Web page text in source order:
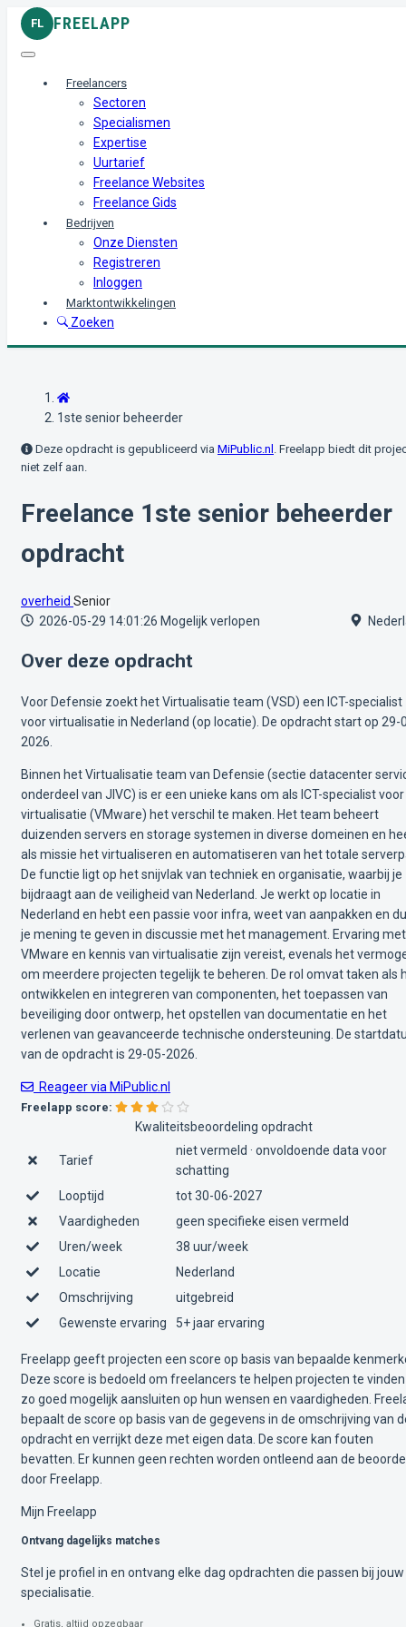
FL FREELAPP
Freelancers
Sectoren
Specialismen
Expertise
Uurtarief
Freelance Websites
Freelance Gids
Bedrijven
Onze Diensten
Registreren
Inloggen
Marktontwikkelingen
Zoeken
1ste senior beheerder
Deze opdracht is gepubliceerd via MiPublic.nl . Freelapp biedt dit
niet zelf aan.
Freelance 1ste senior beheerder
opdracht
overheid Senior
2026-05-29 14:01:26 Mogelijk verlopen
Over deze opdracht
Voor Defensie zoekt het Virtualisatie team (VSD) een ICT-specialist
voor virtualisatie in Nederland (op locatie). De opdracht start op 29-
2026.
Binnen het Virtualisatie team van Defensie (sectie datacenter
onderdeel van JIVC) is er een unieke kans om als ICT-specialist voor
virtualisatie (VMware) het verschil te maken. Het team beheert
duizenden servers en storage systemen in diverse domeinen en
als missie het virtualiseren en automatiseren van het totale
De functie ligt op het snijvlak van techniek en organisatie, waarbij je
bijdraagt aan de veiligheid van Nederland. Je werkt op locatie in
Nederland en hebt een passie voor infra, weet van aanpakken en
je mening te geven in discussie met het management. Ervaring met
VMware en kennis van virtualisatie zijn vereist, evenals het
om meerdere projecten tegelijk te beheren. De rol omvat taken als
ontwikkelen en integreren van componenten, het toepassen van
beveiliging door ontwerp, het opstellen van documentatie en het
verlenen van geavanceerde technische ondersteuning. De
van de opdracht is 29-05-2026.
Reageer via MiPublic.nl
Freelapp score:
Kwaliteitsbeoordeling opdracht
Tarief
niet vermeld · onvoldoende data voor
schatting
Looptijd
tot 30-06-2027
Vaardigheden
geen specifieke eisen vermeld
Uren/week
38 uur/week
Locatie
Nederland
Omschrijving
uitgebreid
Gewenste ervaring
5+ jaar ervaring
Freelapp geeft projecten een score op basis van bepaalde
Deze score is bedoeld om freelancers te helpen projecten te
zo goed mogelijk aansluiten op hun wensen en vaardigheden.
bepaalt de score op basis van de gegevens in de omschrijving van
opdracht en verrijkt deze met eigen data. De score kan fouten
bevatten. Er kunnen geen rechten worden ontleend aan de
door Freelapp.
Mijn Freelapp
Ontvang dagelijks matches
Stel je profiel in en ontvang elke dag opdrachten die passen bij jouw
specialisatie.
Gratis, altijd opzegbaar